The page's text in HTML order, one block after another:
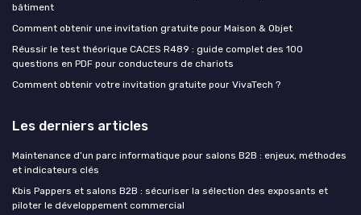
bâtiment
Comment obtenir une invitation gratuite pour Maison & Objet
Réussir le test théorique CACES R489 : guide complet des 100
questions en PDF pour conducteurs de chariots
Comment obtenir votre invitation gratuite pour VivaTech ?
Les derniers articles
Maintenance d’un parc informatique pour salons B2B : enjeux, méthodes
et indicateurs clés
Kbis Pappers et salons B2B : sécuriser la sélection des exposants et
piloter le développement commercial